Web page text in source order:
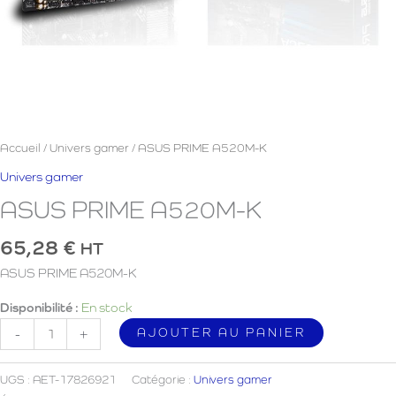
Accueil / Univers gamer / ASUS PRIME A520M-K
Univers gamer
ASUS PRIME A520M-K
65,28 € HT
ASUS PRIME A520M-K
Disponibilité : En stock
-
quantité
de
PRIME
+ AJOUTER AU PANIER
UGS : AET-17826921 Catégorie : Univers gamer